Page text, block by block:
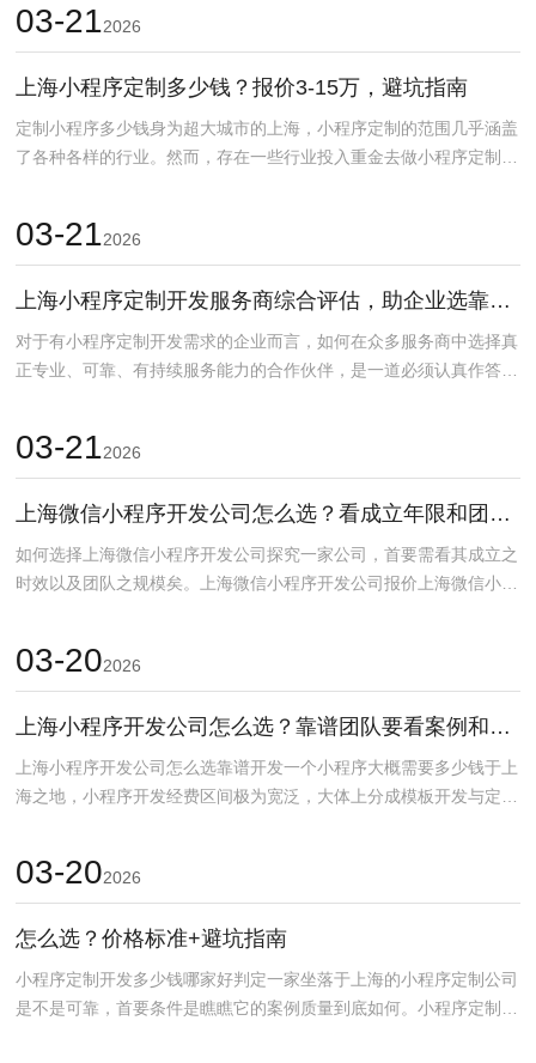
03-212026
上海小程序定制多少钱？报价3-15万，避坑指南
定制小程序多少钱身为超大城市的上海，小程序定制的范围几乎涵盖
了各种各样的行业。然而，存在一些行业投入重金去做小程序定制并
03-212026
上海小程序定制开发服务商综合评估，助企业选靠谱伙伴
对于有小程序定制开发需求的企业而言，如何在众多服务商中选择真
正专业、可靠、有持续服务能力的合作伙伴，是一道必须认真作答的
03-212026
上海微信小程序开发公司怎么选？看成立年限和团队规模
如何选择上海微信小程序开发公司探究一家公司，首要需看其成立之
时效以及团队之规模矣。上海微信小程序开发公司报价上海微信小程
03-202026
上海小程序开发公司怎么选？靠谱团队要看案例和产品经理
上海小程序开发公司怎么选靠谱开发一个小程序大概需要多少钱于上
海之地，小程序开发经费区间极为宽泛，大体上分成模板开发与定制
03-202026
怎么选？价格标准+避坑指南
小程序定制开发多少钱哪家好判定一家坐落于上海的小程序定制公司
是不是可靠，首要条件是瞧瞧它的案例质量到底如何。小程序定制需